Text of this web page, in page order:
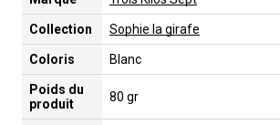
Collection Sophie la girafe
Coloris Blanc
Poids du
produit
80 gr